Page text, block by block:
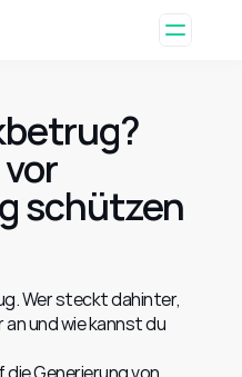
schützen
Wer steckt dahinter,
und wie kannst du